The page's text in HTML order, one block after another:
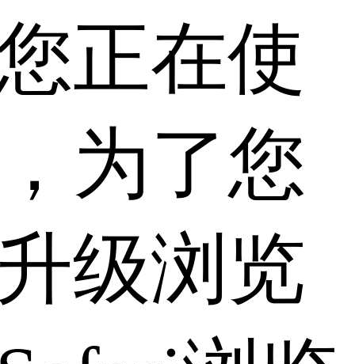
正在使
为了您
级浏览